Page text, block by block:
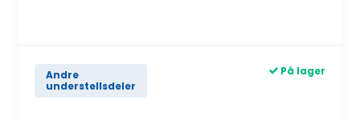
Andre
understellsdeler
På lager